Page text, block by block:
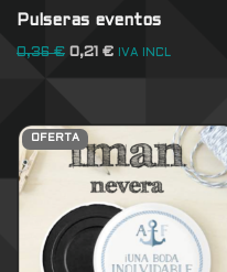
Pulseras eventos
0,36€ 0,21 € IVA INCL
OFERTA